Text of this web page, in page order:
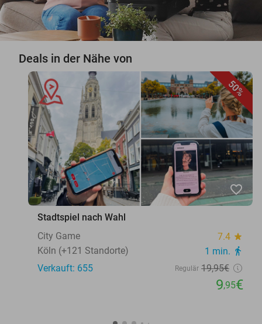
Deals in der Nähe von
50%
favorite_border
Stadtspiel nach Wahl
City Game
7.4 star
Köln (+121 Standorte) 1 min. directions_walk
Verkauft: 655 Regulär 19,95€
9,95€